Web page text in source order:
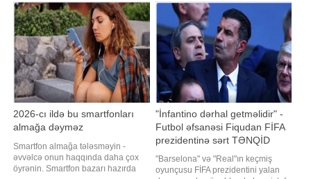
koordinatoru Aftandil Hacıyevin
rəhbərliyi altında akademiya
komandalarında aşağıdakı
məşqçilə
yerindən uzaqlaşıb. Nizami Rayon
Polis İdarəsinin 24-cü Polis
Şöbəsinin əməkdaşlarının
keçirdikləri tədbirlərl
2026-cı ildə bu smartfonları
almağa dəyməz
Smartfon almağa tələsməyin -
əvvəlcə onun haqqında daha çox
öyrənin. Smartfon bazarı hazırda
"İnfantino dərhal getməlidir" -
Futbol əfsanəsi Fiqudan FİFA
prezidentinə sərt TƏNQİD
"Barselona" və "Real"ın keçmiş
oyunçusu FİFA prezidentini yalan